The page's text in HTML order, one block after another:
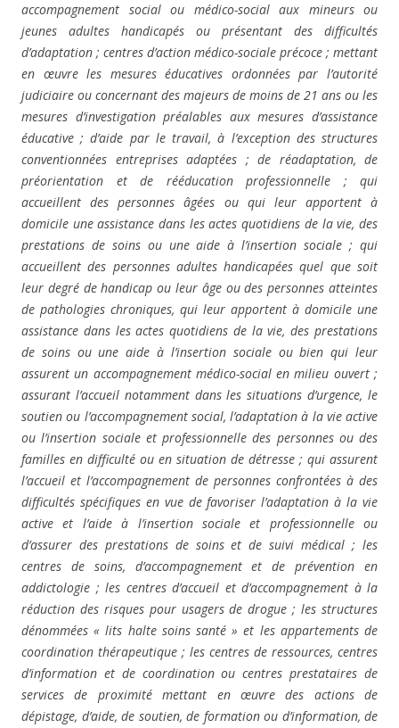
accompagnement social ou médico-social aux mineurs ou
jeunes adultes handicapés ou présentant des difficultés
d’adaptation ; centres d’action médico-sociale précoce ; mettant
en œuvre les mesures éducatives ordonnées par l’autorité
judiciaire ou concernant des majeurs de moins de 21 ans ou les
mesures d’investigation préalables aux mesures d’assistance
éducative ; d’aide par le travail, à l’exception des structures
conventionnées entreprises adaptées ; de réadaptation, de
préorientation et de rééducation professionnelle ; qui
accueillent des personnes âgées ou qui leur apportent à
domicile une assistance dans les actes quotidiens de la vie, des
prestations de soins ou une aide à l’insertion sociale ; qui
accueillent des personnes adultes handicapées quel que soit
leur degré de handicap ou leur âge ou des personnes atteintes
de pathologies chroniques, qui leur apportent à domicile une
assistance dans les actes quotidiens de la vie, des prestations
de soins ou une aide à l’insertion sociale ou bien qui leur
assurent un accompagnement médico-social en milieu ouvert ;
assurant l’accueil notamment dans les situations d’urgence, le
soutien ou l’accompagnement social, l’adaptation à la vie active
ou l’insertion sociale et professionnelle des personnes ou des
familles en difficulté ou en situation de détresse ; qui assurent
l’accueil et l’accompagnement de personnes confrontées à des
difficultés spécifiques en vue de favoriser l’adaptation à la vie
active et l’aide à l’insertion sociale et professionnelle ou
d’assurer des prestations de soins et de suivi médical ; les
centres de soins, d’accompagnement et de prévention en
addictologie ; les centres d’accueil et d’accompagnement à la
réduction des risques pour usagers de drogue ; les structures
dénommées « lits halte soins santé » et les appartements de
coordination thérapeutique ; les centres de ressources, centres
d’information et de coordination ou centres prestataires de
services de proximité mettant en œuvre des actions de
dépistage, d’aide, de soutien, de formation ou d’information, de